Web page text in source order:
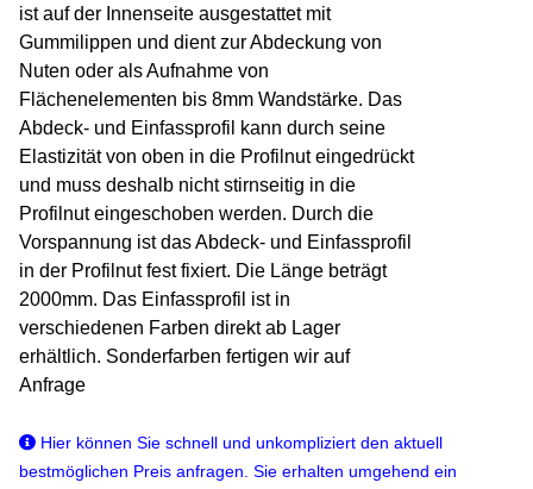
ist auf der Innenseite ausgestattet mit
Gummilippen und dient zur Abdeckung von
Nuten oder als Aufnahme von
Flächenelementen bis 8mm Wandstärke. Das
Abdeck- und Einfassprofil kann durch seine
Elastizität von oben in die Profilnut eingedrückt
und muss deshalb nicht stirnseitig in die
Profilnut eingeschoben werden. Durch die
Vorspannung ist das Abdeck- und Einfassprofil
in der Profilnut fest fixiert. Die Länge beträgt
2000mm. Das Einfassprofil ist in
verschiedenen Farben direkt ab Lager
erhältlich. Sonderfarben fertigen wir auf
Anfrage
Hier können Sie schnell und unkompliziert den aktuell
bestmöglichen Preis anfragen. Sie erhalten umgehend ein